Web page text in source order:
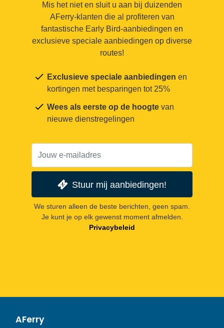
Mis het niet en sluit u aan bij duizenden
AFerry-klanten die al profiteren van
fantastische Early Bird-aanbiedingen en
exclusieve speciale aanbiedingen op diverse
routes!
Exclusieve speciale aanbiedingen en
kortingen met besparingen tot 25%
Wees als eerste op de hoogte van
nieuwe dienstregelingen
Stuur mij aanbiedingen!
We sturen alleen de beste berichten, geen spam.
Je kunt je op elk gewenst moment afmelden.
Privacybeleid
AFerry